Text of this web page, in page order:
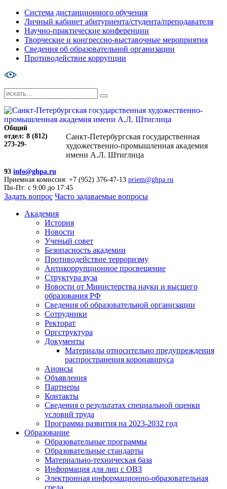
Система дистанционного обучения
Личный кабинет абитуриента/студента/преподавателя
Научно-практические конференции
Творческие и конгрессно-выставочные мероприятия
Сведения об образовательной организации
Противодействие коррупции
Санкт-Петербургская государственная
художественно-промышленная академия
имени А.Л. Штиглица
Общий
отдел: 8 (812)
273-29-
93 info@ghpa.ru
Приемная комиссия: +7 (952) 376-47-13 priem@ghpa.ru
Пн-Пт: с 9:00 до 17:45
Задать вопрос Часто задаваемые вопросы
Академия
История
Новости
Ученый совет
Безопасность академии
Противодействие терроризму
Антикоррупционное просвещение
Структура вуза
Новости от Министерства науки и высшего
образования РФ
Сведения об образовательной организации
Сотрудники
Ректорат
Оргструктура
Документы
Материалы относительно предупреждения
распространения коронавируса
Анонсы
Объявления
Партнеры
Контакты
Сведения о результатах специальной оценки
условий труда
Программа развития на 2023-2032 год
Образование
Образовательные программы
Образовательные стандарты
Материально-техническая база
Информация для лиц с ОВЗ
Электронная информационно-образовательная
среда